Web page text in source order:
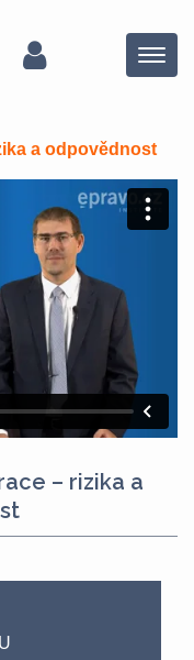
Menu
a odpovědnost
– rizika a